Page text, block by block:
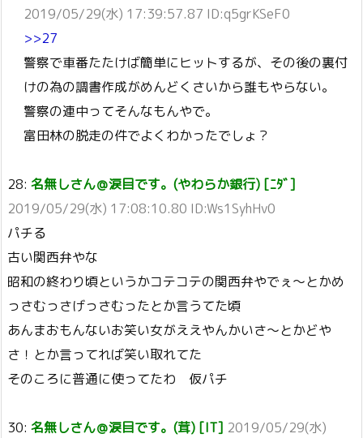
2019/05/29(水) 17:39:57.87 ID:q5grKSeF0
>>27
警察で車番たたけば簡単にヒットするが、その後の裏付
けの為の調書作成がめんどくさいから誰もやらない。
警察の連中ってそんなもんやで。
富田林の脱走の件でよくわかったでしょ？
28: 名無しさん＠涙目です。(やわらか銀行) [ﾆﾀﾞ]
2019/05/29(水) 17:08:10.80 ID:Ws1SyhHv0
パチる
古い関西弁やな
昭和の終わり頃というかコテコテの関西弁やでぇ〜とかめ
っさむっさげっさむったとか言うてた頃
あんまおもんないお笑い女がええやんかいさ〜とかどや
さ！とか言ってれば笑い取れてた
そのころに普通に使ってたわ 仮パチ
30: 名無しさん＠涙目です。(茸) [IT] 2019/05/29(水)